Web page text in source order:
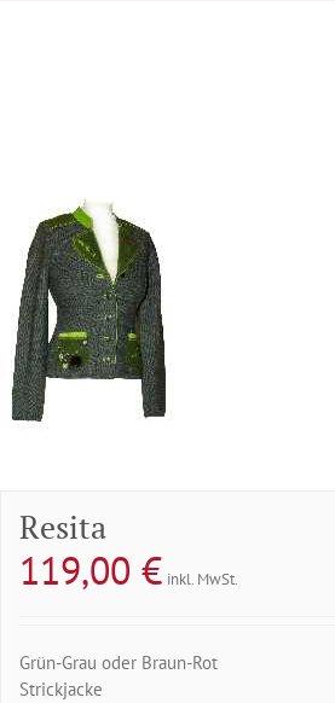
Resita
119,00 € inkl. MwSt.
Grün-Grau oder Braun-Rot
Strickjacke